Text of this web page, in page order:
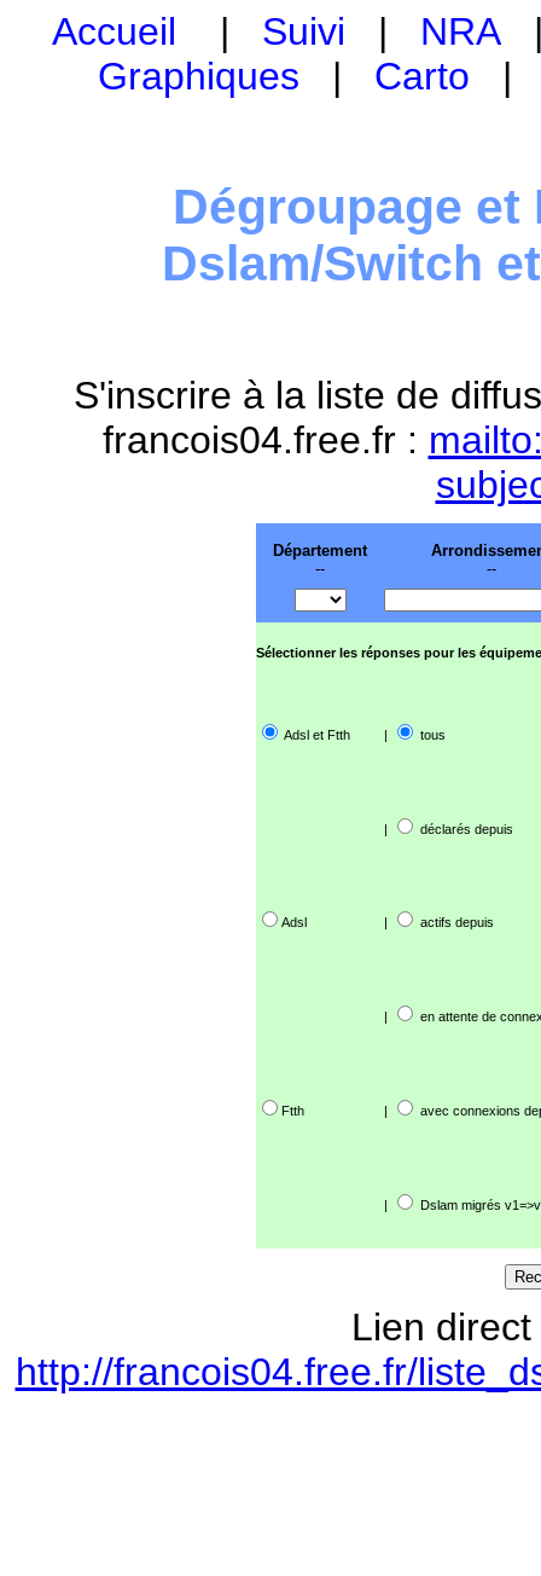
Accueil | Suivi | NRA
Graphiques | Carto
Dégroupage et
Dslam/Switch
S'inscrire à la liste de
francois04.free.fr :
Département
--
--
Sélectionner les réponses pour les
Adsl et Ftth | tous
| déclarés depuis
Adsl | actifs depuis
| en attente de
Ftth | avec connexions
| Dslam migrés
Lien
http://francois04.free.fr/